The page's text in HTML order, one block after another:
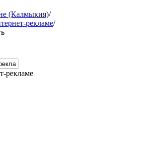
(Калмыкия)/
рекламе/
рекламе